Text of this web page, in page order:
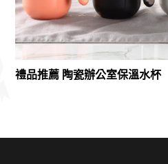
禮品推薦 陶瓷辦公室保溫水杯